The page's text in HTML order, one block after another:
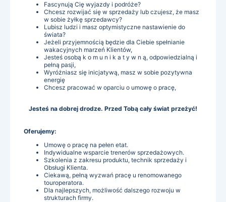
Fascynują Cię wyjazdy i podróże?
Chcesz rozwijać się w sprzedaży lub czujesz, że masz
w sobie żyłkę sprzedawcy?
Lubisz ludzi i masz optymistyczne nastawienie do
świata?
Jeżeli przyjemnością będzie dla Ciebie spełnianie
wakacyjnych marzeń Klientów,
Jesteś osobą k o m u n i k a t y w n ą, odpowiedzialną i
pełną pasji,
Wyróżniasz się inicjatywą, masz w sobie pozytywna
energię
Chcesz pracować w oparciu o umowę o pracę,
Jesteś na dobrej drodze. Przed Tobą cały świat przeżyć!
Oferujemy:
Umowę o pracę na pełen etat.
Indywidualne wsparcie trenerów sprzedażowych.
Szkolenia z zakresu produktu, technik sprzedaży i
Obsługi Klienta.
Ciekawą, pełną wyzwań pracę u renomowanego
touroperatora.
Dla najlepszych, możliwość dalszego rozwoju w
strukturach firmy.